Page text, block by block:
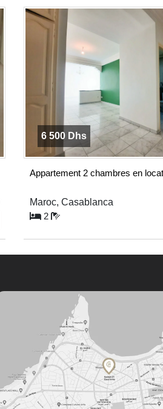
6 500 Dhs
Appartement 2 chambres en
Maroc, Casablanca
2